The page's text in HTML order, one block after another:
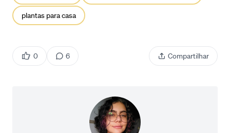
plantas para casa
0 6 Compartilhar